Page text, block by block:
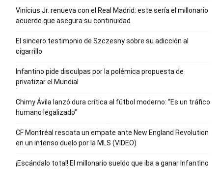
Vinícius Jr. renueva con el Real Madrid: este sería el millonario
acuerdo que asegura su continuidad
El sincero testimonio de Szczesny sobre su adicción al
cigarrillo
Infantino pide disculpas por la polémica propuesta de
privatizar el Mundial
Chimy Ávila lanzó dura crítica al fútbol moderno: “Es un tráfico
humano legalizado”
CF Montréal rescata un empate ante New England Revolution
en un intenso duelo por la MLS (VIDEO)
¡Escándalo total! El millonario sueldo que iba a ganar Infantino